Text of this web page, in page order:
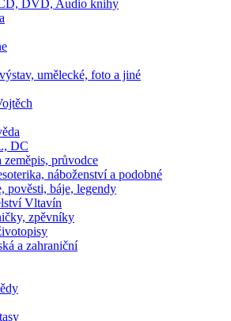
DVD, Audio knihy
umělecké, foto a jiné
DC
zeměpis, průvodce
náboženství a podobné
pověsti, báje, legendy
Vltavín
zpěvníky
a zahraniční